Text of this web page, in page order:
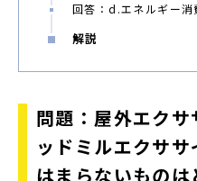
回答：d.エネルギー消
解説
問題：屋外エク
ッドミルエクサ
はまらないものは